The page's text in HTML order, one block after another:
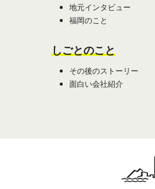
地元インタビュー
福岡のこと
しごとのこと
その後のストーリー
面白い会社紹介